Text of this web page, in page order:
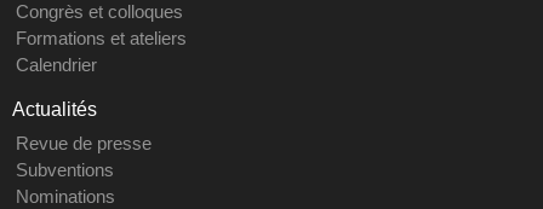
Congrès et colloques
Formations et ateliers
Calendrier
Actualités
Revue de presse
Subventions
Nominations